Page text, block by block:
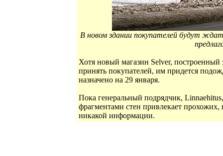
В новом здании покупателей будут
Хотя новый магазин Selver, построенный
принять покупателей, им придется
назначено на 29 января.
Пока генеральный подрядчик,
фрагментами стен привлекает
никакой информации.